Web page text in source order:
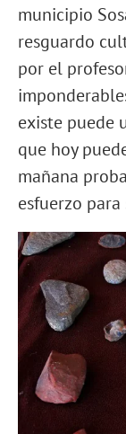
municipio
resguardo
por el
existe puede
que hoy
mañana
esfuerzo